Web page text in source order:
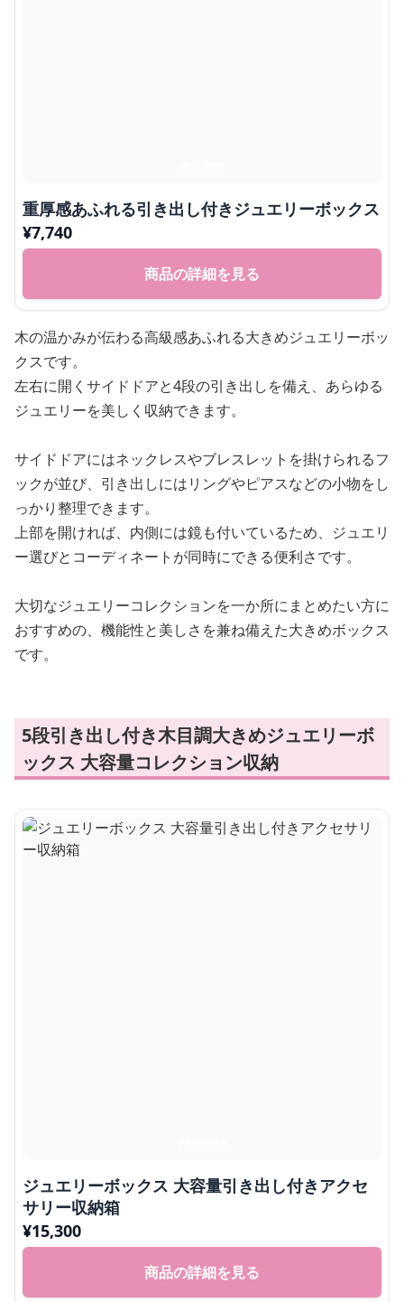
重厚感あふれる引き出し付きジュエリーボックス
¥7,740
商品の詳細を見る
木の温かみが伝わる高級感あふれる大きめジュエリーボッ
クスです。
左右に開くサイドドアと4段の引き出しを備え、あらゆる
ジュエリーを美しく収納できます。
サイドドアにはネックレスやブレスレットを掛けられるフ
ックが並び、引き出しにはリングやピアスなどの小物をし
っかり整理できます。
上部を開ければ、内側には鏡も付いているため、ジュエリ
ー選びとコーディネートが同時にできる便利さです。
大切なジュエリーコレクションを一か所にまとめたい方に
おすすめの、機能性と美しさを兼ね備えた大きめボックス
です。
5段引き出し付き木目調大きめジュエリーボ
ックス 大容量コレクション収納
ジュエリーボックス 大容量引き出し付きアクセ
サリー収納箱
¥15,300
商品の詳細を見る